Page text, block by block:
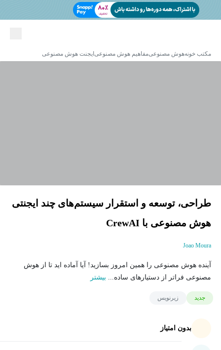
مکتب خونههوش مصنوعیمفاهیم هوش مصنوعی ایجنت هوش مصنوعی
طراحی، توسعه و استقرار سیستم‌های چند ایجنتی
هوش مصنوعی با CrewAI
Joao Moura
آینده هوش مصنوعی را همین امروز بسازید! آیا آماده اید تا از هوش
مصنوعی فراتر از دستیارهای ساده... بیشتر
جدید زیرنویس
بدون امتیاز